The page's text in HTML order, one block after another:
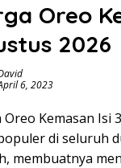
Oreo
2026
6, 2023
Oreo Kemasan Isi
di seluruh
membuatnya